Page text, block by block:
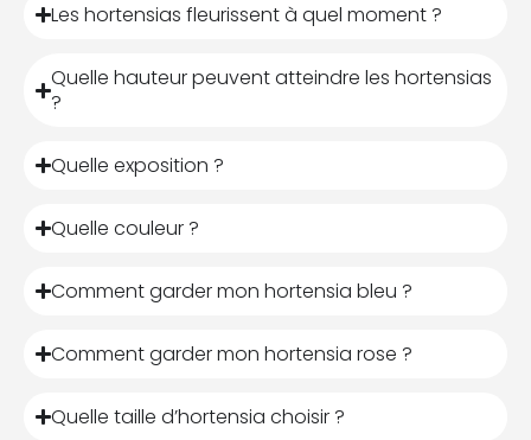
Les hortensias fleurissent à quel moment ?
Quelle hauteur peuvent atteindre les hortensias
?
Quelle exposition ?
Quelle couleur ?
Comment garder mon hortensia bleu ?
Comment garder mon hortensia rose ?
Quelle taille d’hortensia choisir ?